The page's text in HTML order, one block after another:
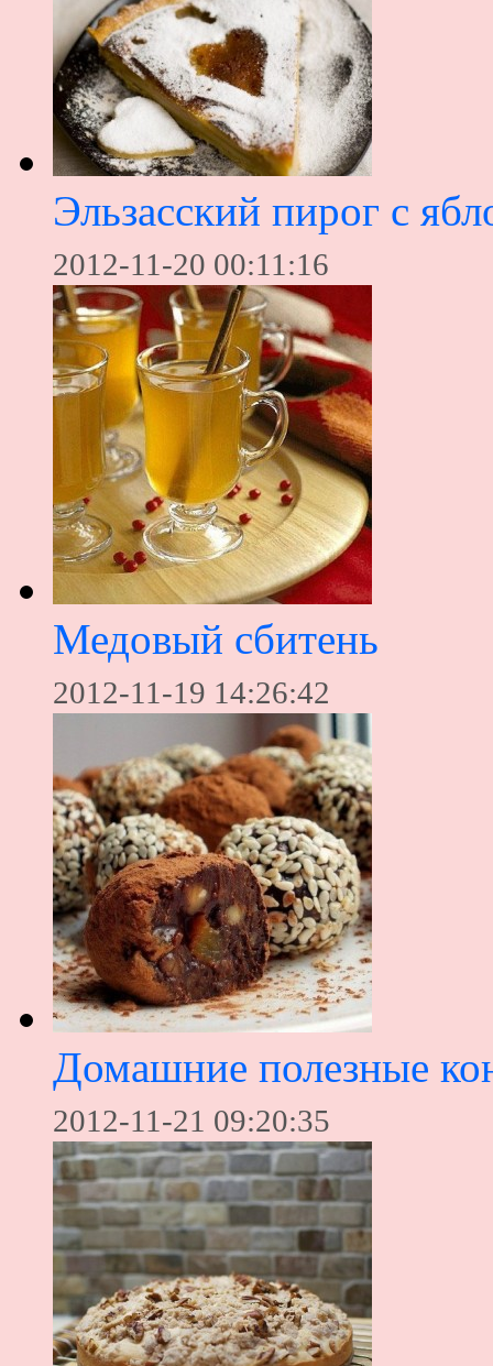
Эльзасский пирог с
2012-11-20 00:11:16
Медовый сбитень
2012-11-19 14:26:42
Домашние полезные
2012-11-21 09:20:35